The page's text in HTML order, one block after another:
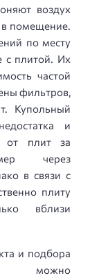
воздух
в помещение.
по месту
с плитой. Их
частой
фильтров,
Купольный
и
от плит за
через
в связи с
плиту
вблизи
и подбора
можно